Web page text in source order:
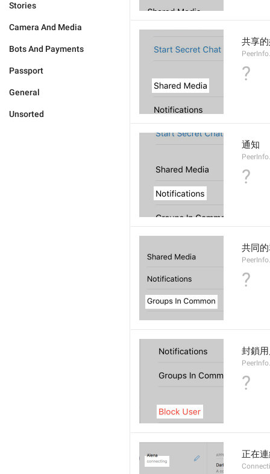
Stories
Camera And Media
Bots And Payments
Passport
General
Unsorted
共享
?
通知
?
共同
?
封鎖
?
正在